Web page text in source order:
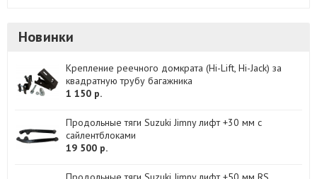
Новинки
Крепление реечного домкрата (Hi-Lift, Hi-Jack) за
квадратную трубу багажника
1 150 р.
Продольные тяги Suzuki Jimny лифт +30 мм с
сайлентблоками
19 500 р.